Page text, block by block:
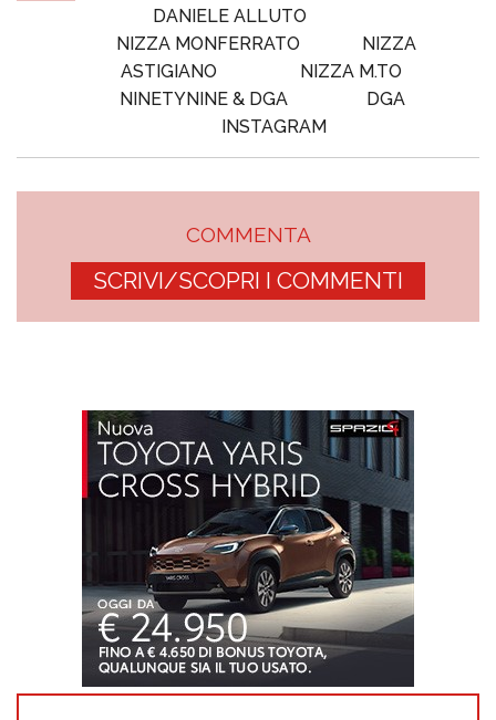
DANIELE ALLUTO
NIZZA MONFERRATO
NIZZA
ASTIGIANO
NIZZA M.TO
NINETYNINE & DGA
DGA
INSTAGRAM
COMMENTA
SCRIVI/SCOPRI I COMMENTI